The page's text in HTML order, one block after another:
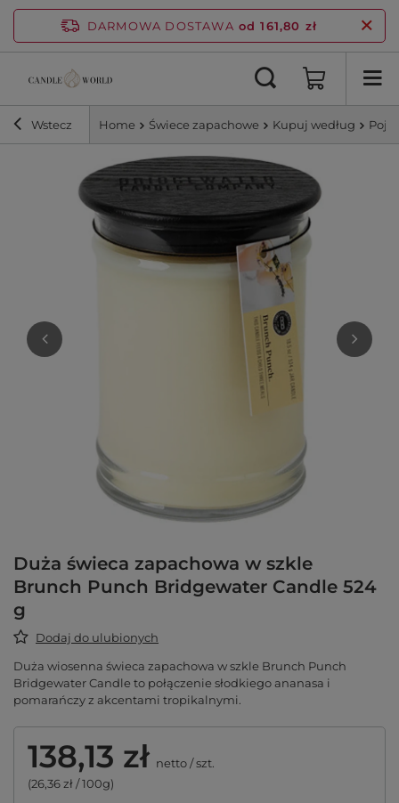
DARMOWA DOSTAWA od 161,80 zł
Wstecz Home Świece zapachowe Kupuj według
Duża świeca zapachowa w szkle
Brunch Punch Bridgewater Candle 524
g
Dodaj do ulubionych
Duża wiosenna świeca zapachowa w szkle Brunch Punch
Bridgewater Candle to połączenie słodkiego ananasa i
pomarańczy z akcentami tropikalnymi.
138,13 zł netto/szt.
(26,36 zł / 100g)